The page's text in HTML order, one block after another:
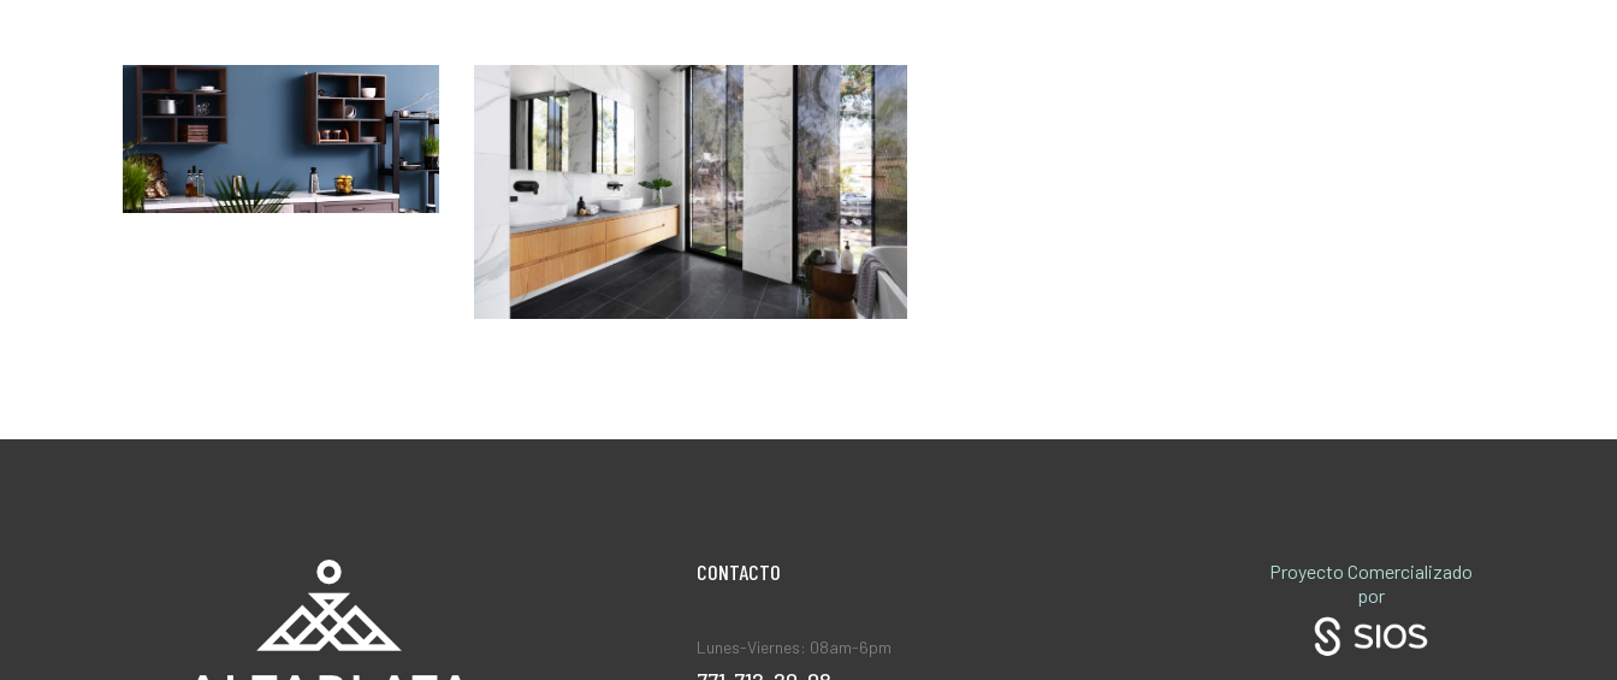
CONTACT0
Lunes-Viernes: 08am-6pm
Proyecto Comercializado
por